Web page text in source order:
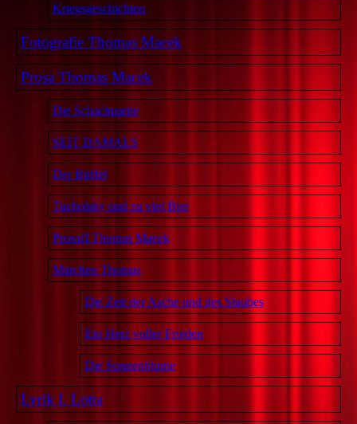
Kriegsgeschichten
Fotografie Thomas Macek
Prosa Thomas Macek
Die Schachpartie
SEIT DAMALS
Der Büffel
Tucholsky und zu viel Bier
ProsaII Thomas Macek
Märchen Thomas
Die Zeit der Asche und des Staubes
Ein Herz voller Frieden
Die Sonnenblume
Lyrik I. Lotta